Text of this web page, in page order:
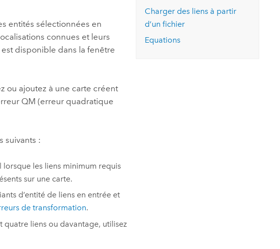
Découvrir ArcGIS Pro
Explorer ce cours
tendances de
l’univers
géospatial
Lire le récit
entités sélectionnées en
connues et leurs
disponible dans la fenêtre
ou ajoutez à une carte créent
QM (erreur quadratique
suivants :
lorsque les liens minimum requis
sur une carte.
d’entité de liens en entrée et
de transformation.
quatre liens ou davantage, utilisez
Charger des liens à partir
d’un fichier
Equations